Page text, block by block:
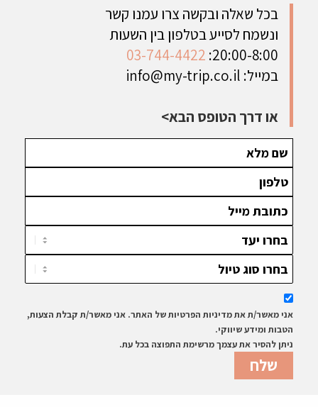
היפים בעולם
העוצמתיים באיגואסו,
בעלי החיים בחצי האי
ולדז, הטבע הפראי
בצ'ילה וברזיל התוססת
| 18 יום - ניתן להתאמה
אני מאשר/ת את מדיניות הפרטיות של האתר. אני מאשר/ת קבלת הצעות,
הטבות ומידע שיווקי.
ניתן להסיר את עצמך מרשימת התפוצה בכל עת.
בכל שאלה ובקשה צרו עמנו קשר
ונשמח לסייע בטלפון בין השעות
20:00-8:00:
03-744-4422
במייל: info@my-trip.co.il
או דרך הטופס הבא>